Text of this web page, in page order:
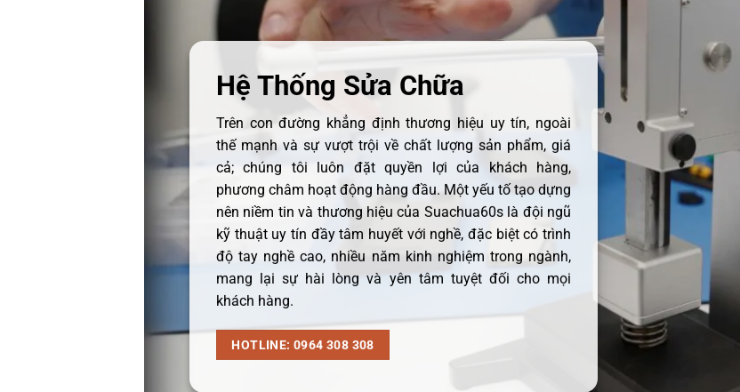
Hệ Thống Sửa Chữa
Trên con đường khẳng định thương hiệu uy tín, ngoài
thế mạnh và sự vượt trội về chất lượng sản phẩm, giá
cả; chúng tôi luôn đặt quyền lợi của khách hàng,
phương châm hoạt động hàng đầu. Một yếu tố tạo dựng
nên niềm tin và thương hiệu của Suachua60s là đội ngũ
kỹ thuật uy tín đầy tâm huyết với nghề, đặc biệt có trình
độ tay nghề cao, nhiều năm kinh nghiệm trong ngành,
mang lại sự hài lòng và yên tâm tuyệt đối cho mọi
khách hàng.
HOTLINE: 0964 308 308